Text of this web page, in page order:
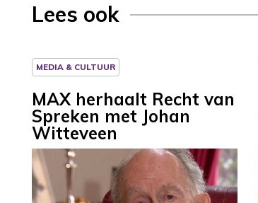
Lees ook
MEDIA & CULTUUR
MAX herhaalt Recht van
Spreken met Johan
Witteveen